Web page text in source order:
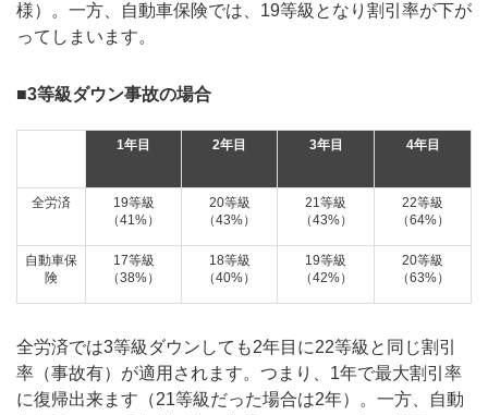
様）。一方、自動車保険では、19等級となり割引率が下が
ってしまいます。
■3等級ダウン事故の場合
1年目 2年目 3年目 4年目
全労済
19等級
（41%）
20等級
（43%）
21等級
（43%）
22等級
（64%）
自動車保
険
17等級
（38%）
18等級
（40%）
19等級
（42%）
20等級
（63%）
全労済では3等級ダウンしても2年目に22等級と同じ割引
率（事故有）が適用されます。つまり、1年で最大割引率
に復帰出来ます（21等級だった場合は2年）。一方、自動